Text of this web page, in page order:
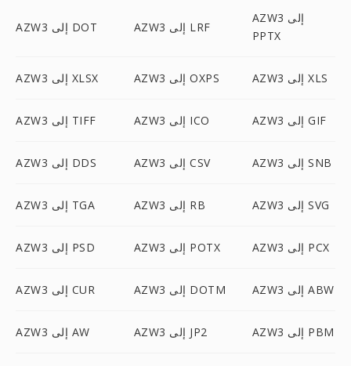
AZW3 إلى DOT AZW3 إلى LRF
AZW3 إلى
PPTX
AZW3 إلى XLSX AZW3 إلى OXPS AZW3 إلى XLS
AZW3 إلى TIFF AZW3 إلى ICO AZW3 إلى GIF
AZW3 إلى DDS AZW3 إلى CSV AZW3 إلى SNB
AZW3 إلى TGA AZW3 إلى RB AZW3 إلى SVG
AZW3 إلى PSD AZW3 إلى POTX AZW3 إلى PCX
AZW3 إلى CUR AZW3 إلى DOTM AZW3 إلى ABW
AZW3 إلى AW AZW3 إلى JP2 AZW3 إلى PBM